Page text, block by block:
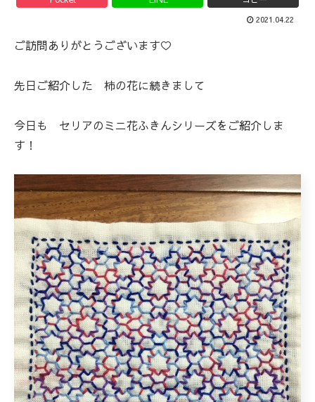
2021.04.22
ご訪問ありがとうございます♡
先日ご紹介した 柿の花に続きまして
今日も セリアのミニ花ふきんシリーズをご紹介しま
す！